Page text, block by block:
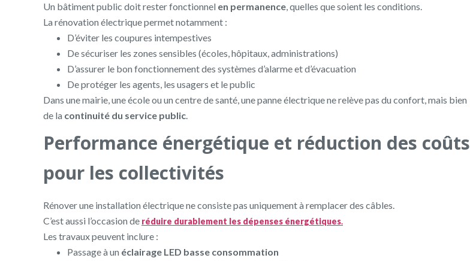
Un bâtiment public doit rester fonctionnel en permanence, quelles que soient les conditions.
La rénovation électrique permet notamment :
D’éviter les coupures intempestives
De sécuriser les zones sensibles (écoles, hôpitaux, administrations)
D’assurer le bon fonctionnement des systèmes d’alarme et d’évacuation
De protéger les agents, les usagers et le public
Dans une mairie, une école ou un centre de santé, une panne électrique ne relève pas du confort, mais bien
de la continuité du service public.
Performance énergétique et réduction des coûts
pour les collectivités
Rénover une installation électrique ne consiste pas uniquement à remplacer des câbles.
C’est aussi l’occasion de réduire durablement les dépenses énergétiques.
Les travaux peuvent inclure :
Passage à un éclairage LED basse consommation